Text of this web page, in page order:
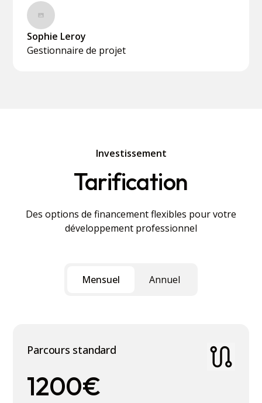
Sophie Leroy
Gestionnaire de projet
Investissement
Tarification
Des options de financement flexibles pour votre
développement professionnel
Mensuel Annuel
Parcours standard
1200€